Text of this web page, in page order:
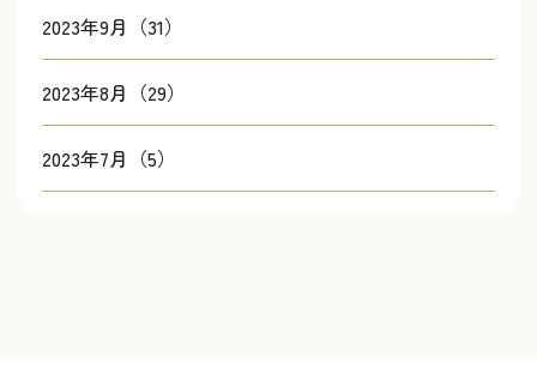
2023年9月（31）
2023年8月（29）
2023年7月（5）